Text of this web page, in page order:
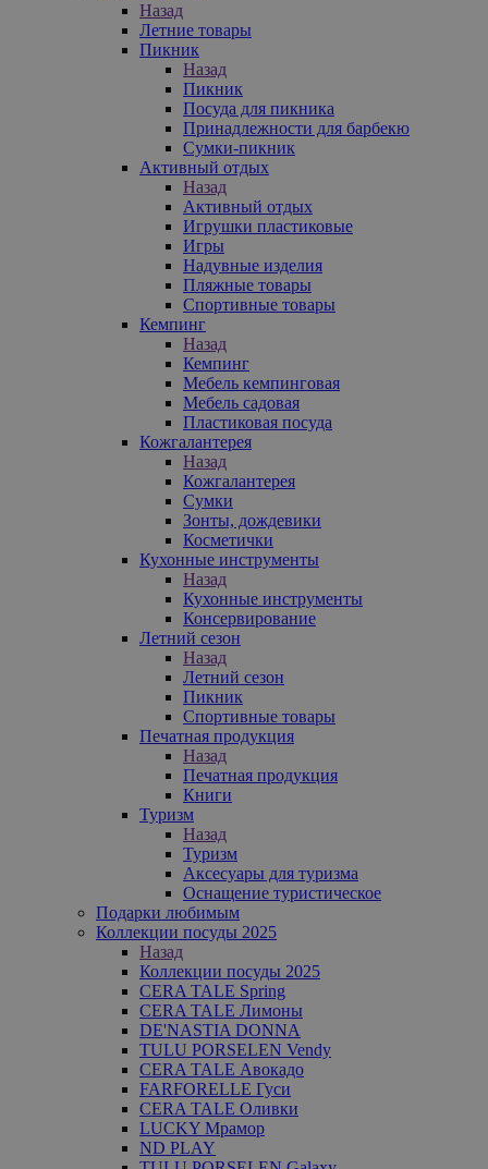
Назад
Летние товары
Пикник
Назад
Пикник
Посуда для пикника
Принадлежности для барбекю
Сумки-пикник
Активный отдых
Назад
Активный отдых
Игрушки пластиковые
Игры
Надувные изделия
Пляжные товары
Спортивные товары
Кемпинг
Назад
Кемпинг
Мебель кемпинговая
Мебель садовая
Пластиковая посуда
Кожгалантерея
Назад
Кожгалантерея
Сумки
Зонты, дождевики
Косметички
Кухонные инструменты
Назад
Кухонные инструменты
Консервирование
Летний сезон
Назад
Летний сезон
Пикник
Спортивные товары
Печатная продукция
Назад
Печатная продукция
Книги
Туризм
Назад
Туризм
Аксесуары для туризма
Оснащение туристическое
Подарки любимым
Коллекции посуды 2025
Назад
Коллекции посуды 2025
CERA TALE Spring
CERA TALE Лимоны
DE'NASTIA DONNA
TULU PORSELEN Vendy
CERA TALE Авокадо
FARFORELLE Гуси
CERA TALE Оливки
LUCKY Мрамор
ND PLAY